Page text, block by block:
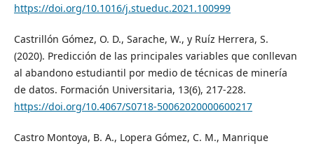
https://doi.org/10.1016/j.stueduc.2021.100999
Castrillón Gómez, O. D., Sarache, W., y Ruíz Herrera, S.
(2020). Predicción de las principales variables que conllevan
al abandono estudiantil por medio de técnicas de minería
de datos. Formación Universitaria, 13(6), 217-228.
https://doi.org/10.4067/S0718-50062020000600217
Castro Montoya, B. A., Lopera Gómez, C. M., Manrique